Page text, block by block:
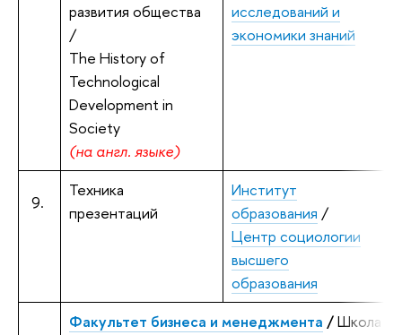
развития общества
/
The History of
Technological
Development in
Society
(на англ. языке)
исследований и
экономики знаний
9.
Техника
презентаций
Институт
образования /
Центр социологии
высшего
образования
Факультет бизнеса и менеджмента /Школа